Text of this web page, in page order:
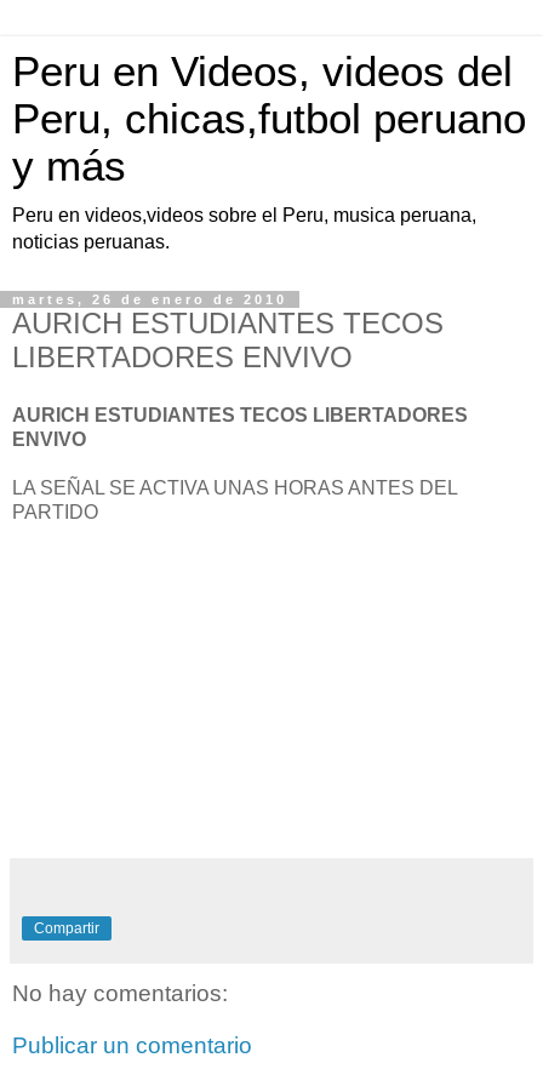
Peru en Videos, videos del
Peru, chicas,futbol peruano
y más
Peru en videos,videos sobre el Peru, musica peruana,
noticias peruanas.
martes, 26 de enero de 2010
AURICH ESTUDIANTES TECOS
LIBERTADORES ENVIVO
AURICH ESTUDIANTES TECOS LIBERTADORES
ENVIVO
LA SEÑAL SE ACTIVA UNAS HORAS ANTES DEL
PARTIDO
Compartir
No hay comentarios:
Publicar un comentario